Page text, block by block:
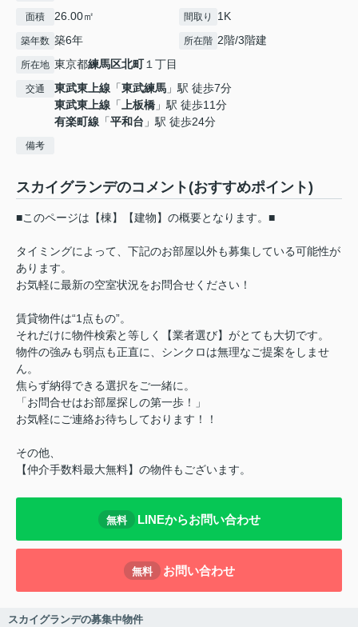
面積 26.00㎡ 間取り 1K
築年数 築6年 所在階 2階/3階建
所在地 東京都練馬区北町１丁目
交通 東武東上線 「東武練馬 」駅 徒歩7分
東武東上線 「 上板橋 」駅 徒歩11分
有楽町線 「平和台 」駅 徒歩24分
備考
スカイグランデのコメント(おすすめポイント)
■このページは【棟】【建物】の概要となります。■
タイミングによって、下記のお部屋以外も募集している可能性が
あります。
お気軽に最新の空室状況をお問合せください！
賃貸物件は“1点もの”。
それだけに物件検索と等しく【業者選び】がとても大切です。
物件の強みも弱点も正直に、シンクロは無理なご提案をしませ
ん。
焦らず納得できる選択をご一緒に。
「お問合せはお部屋探しの第一歩！」
お気軽にご連絡お待ちしております！！
その他、
【仲介手数料最大無料】の物件もございます。
無料 LINEからお問い合わせ
無料 お問い合わせ
スカイグランデの募集中物件